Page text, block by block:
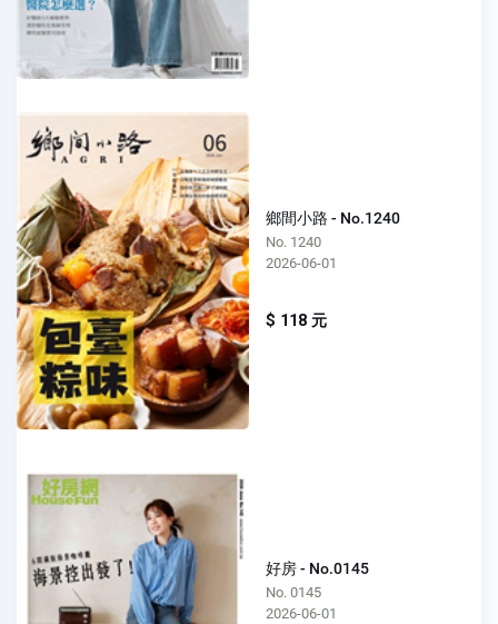
鄉間小路 - No.1240
No. 1240
2026-06-01
$ 118 元
好房 - No.0145
No. 0145
2026-06-01